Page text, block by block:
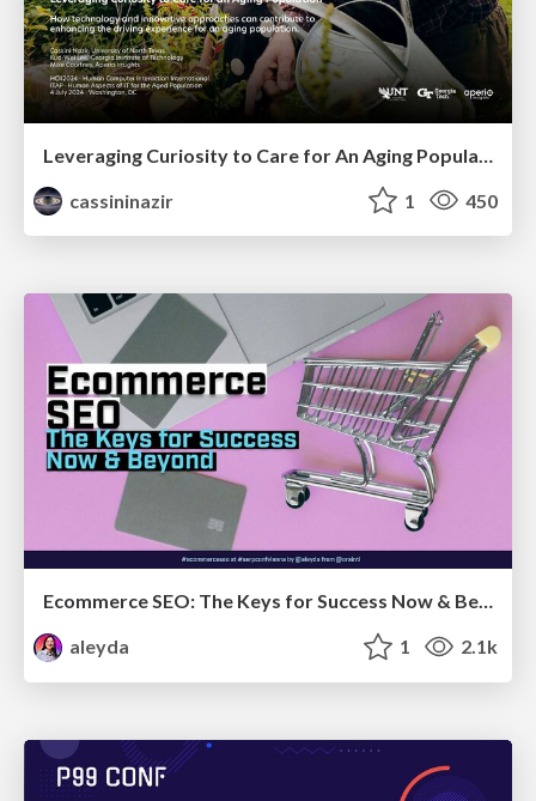
cassininazir
1 450
Ecommerce SEO: The Keys for Success Now & Beyond - #SERPConf2024
aleyda
1 2.1k